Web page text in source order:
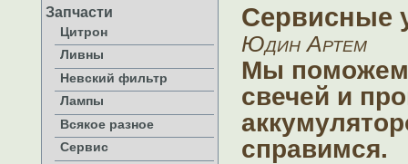
Запчасти
Цитрон
Ливны
Невский фильтр
Лампы
Всякое разное
Сервис
Сервисные
Юдин Артем
Мы поможем
свечей и
справимся.